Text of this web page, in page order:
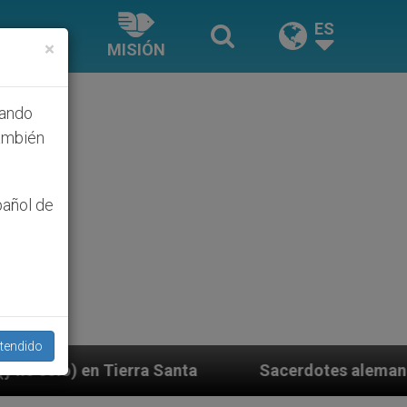
MISIÓN
ES
Sacerdotes alemanes fieles al Papa
×
de